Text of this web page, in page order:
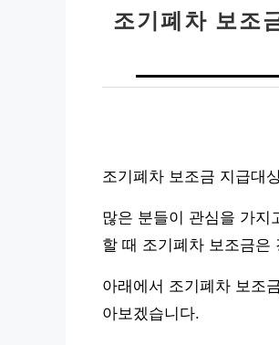
조기폐차 보조
조기폐차 보조금 지급대
많은 분들이 관심을 가지
할 때 조기폐차 보조금은
아래에서 조기폐차 보조
아보겠습니다.